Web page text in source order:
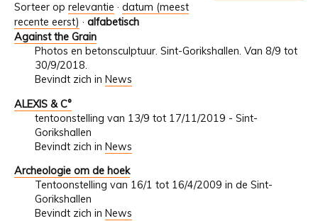
Sorteer op relevantie · datum (meest
recente eerst) · alfabetisch
Against the Grain
Photos en betonsculptuur. Sint-Gorikshallen. Van 8/9 tot
30/9/2018.
Bevindt zich in News
ALEXIS & C°
tentoonstelling van 13/9 tot 17/11/2019 - Sint-
Gorikshallen
Bevindt zich in News
Archeologie om de hoek
Tentoonstelling van 16/1 tot 16/4/2009 in de Sint-
Gorikshallen
Bevindt zich in News